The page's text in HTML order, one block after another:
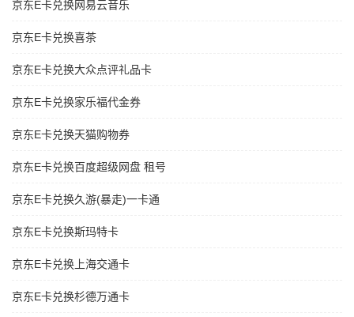
京东E卡兑换网易云音乐
京东E卡兑换喜茶
京东E卡兑换大众点评礼品卡
京东E卡兑换家乐福代金券
京东E卡兑换天猫购物券
京东E卡兑换百度超级网盘 租号
京东E卡兑换久游(暴走)一卡通
京东E卡兑换斯玛特卡
京东E卡兑换上海交通卡
京东E卡兑换杉德万通卡